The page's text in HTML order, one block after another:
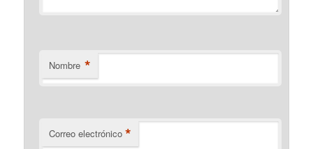
Nombre *
Correo electrónico *